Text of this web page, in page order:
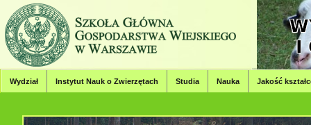
Wydział Instytut Nauk o Zwierzętach Studia Nauka Jakość